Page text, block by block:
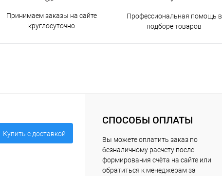
Принимаем заказы на сайте
круглосуточно
Профессиональная помощь в
подборе товаров
Купить c доставкой
СПОСОБЫ ОПЛАТЫ
Вы можете оплатить заказ по
безналичному расчету после
формирования счёта на сайте или
обратиться к менеджерам за